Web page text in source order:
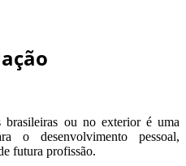
brasileiras ou no exterior é uma
o desenvolvimento pessoal,
futura profissão.